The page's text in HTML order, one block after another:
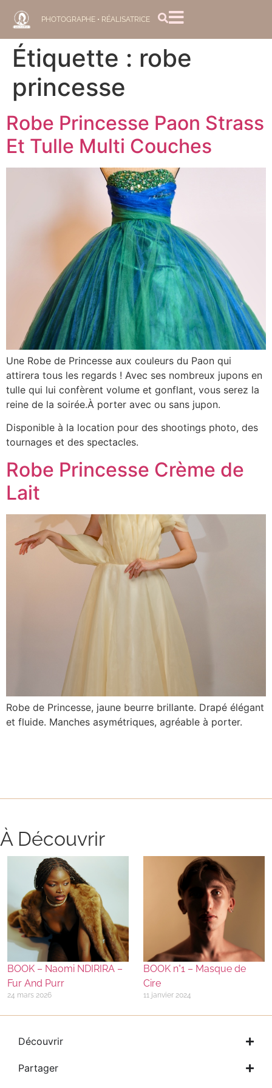
PHOTOGRAPHE • RÉALISATRICE
Étiquette : robe
princesse
Robe Princesse Paon Strass
Et Tulle Multi Couches
Une Robe de Princesse aux couleurs du Paon qui
attirera tous les regards ! Avec ses nombreux jupons en
tulle qui lui confèrent volume et gonflant, vous serez la
reine de la soirée.À porter avec ou sans jupon.
Disponible à la location pour des shootings photo, des
tournages et des spectacles.
Robe Princesse Crème de
Lait
Robe de Princesse, jaune beurre brillante. Drapé élégant
et fluide. Manches asymétriques, agréable à porter.
À Découvrir
BOOK – Naomi NDIRIRA –
Fur And Purr
24 mars 2026
BOOK n°1 – Masque de
Cire
11 janvier 2024
Découvrir
Partager